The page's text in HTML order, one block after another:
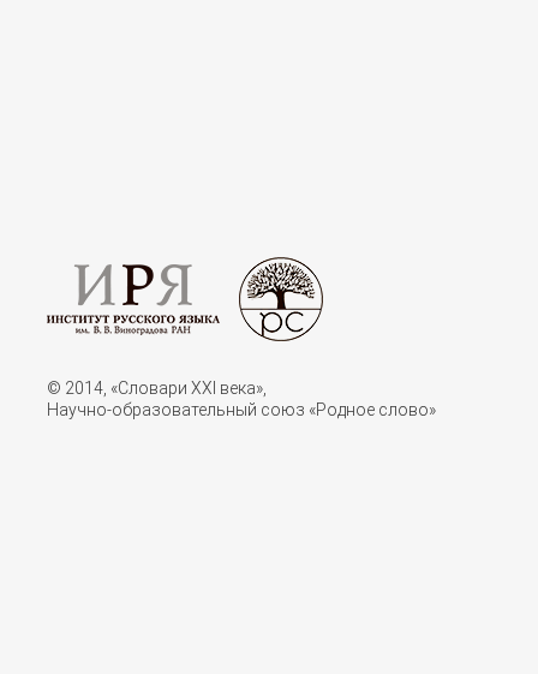
© 2014, «Словари XXI векa»,
Научно-образовательный союз «Родное слово»